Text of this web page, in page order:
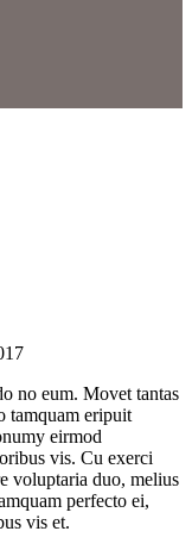
no eum. Movet tantas
tamquam eripuit
eirmod
vis. Cu exerci
voluptaria duo, melius
perfecto ei,
vis et.